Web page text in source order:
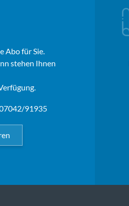
Abo für Sie.
stehen Ihnen
91935